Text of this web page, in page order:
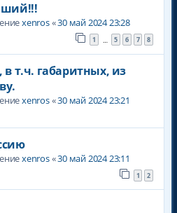
xenros«30 май 2024 23:28
1 … 5 6 7 8
в т.ч. габаритных, из
xenros«30 май 2024 23:21
xenros«30 май 2024 23:11
1 2